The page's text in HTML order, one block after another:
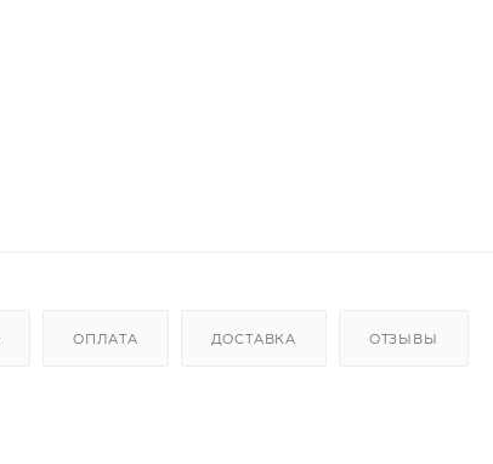
ОПЛАТА ДОСТАВКА ОТЗЫВЫ